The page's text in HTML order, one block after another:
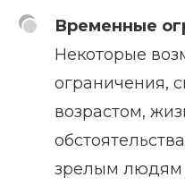
Временные
Некоторые
ограничения,
возрастом,
зрелым людям